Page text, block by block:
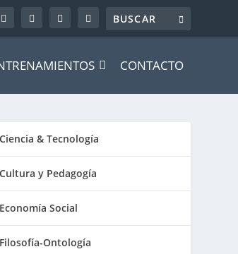
CONTACTO
Ciencia & Tecnología
Cultura y Pedagogía
Economía Social
Filosofía-Ontología